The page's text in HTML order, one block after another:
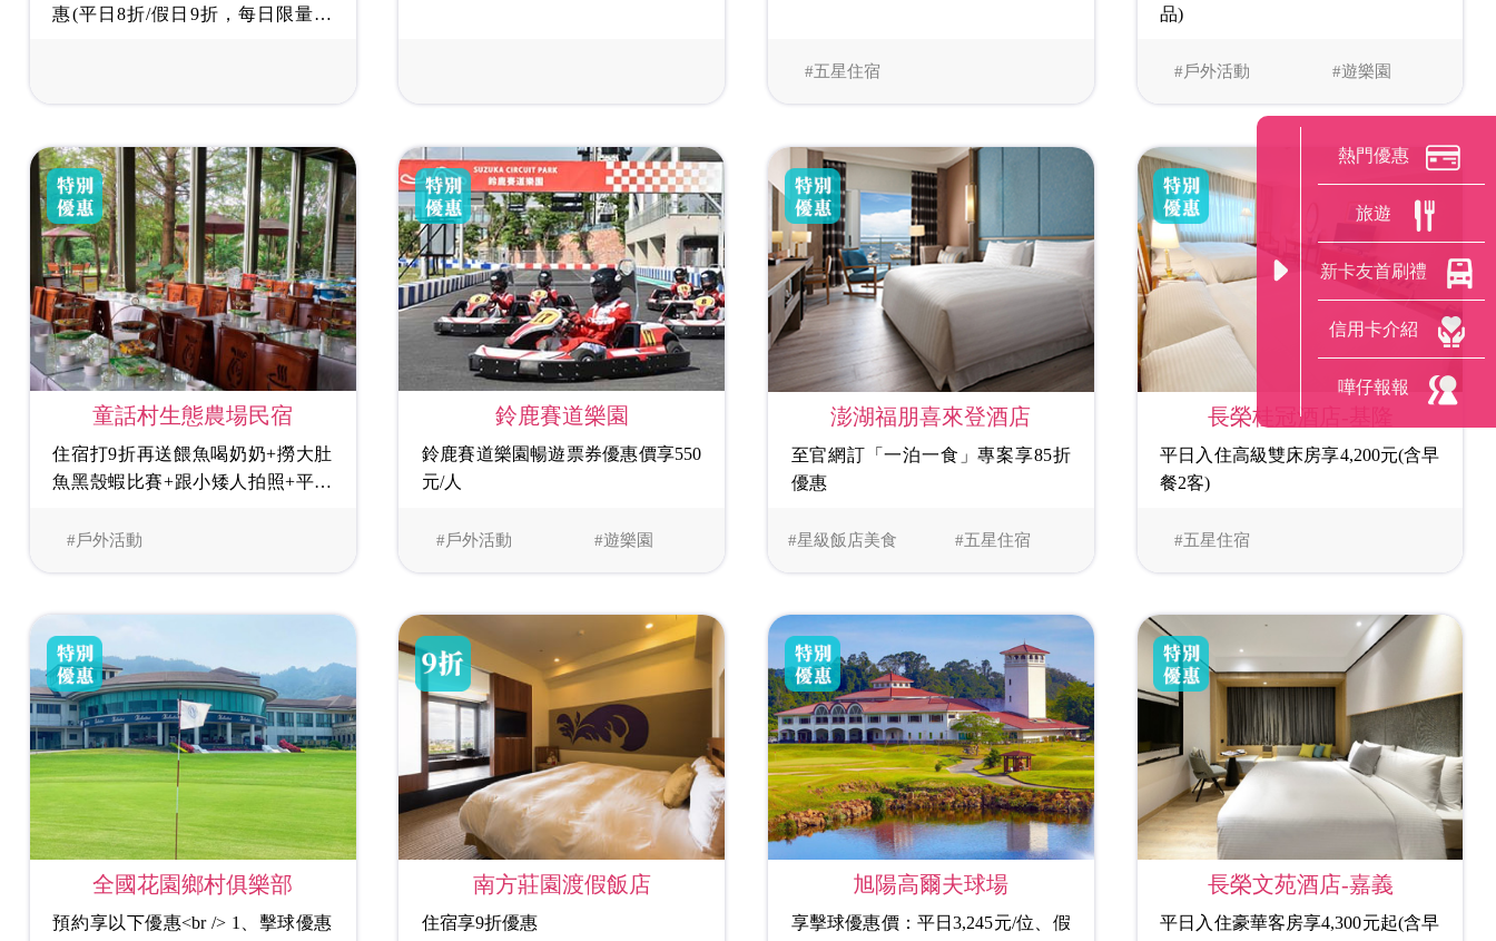
熱門優惠
旅遊
新卡友首刷禮
信用卡介紹
嘩仔報報
惠(平日8折/假日9折，每日限量10
#五星住宿 #戶外活動 #遊樂園
品)
#戶外活動
童話村生態農場民宿
住宿打9折再送餵魚喝奶奶+撈大肚
魚黑殼蝦比賽+跟小矮人拍照+平面
#戶外活動 #遊樂園
鈴鹿賽道樂園
鈴鹿賽道樂園暢遊票券優惠價享550
元/人
#星級飯店美食 #五星住宿
澎湖福朋喜來登酒店
至官網訂「一泊一食」專案享85折
優惠
#五星住宿
長榮桂冠酒店-基隆
平日入住高級雙床房享4,200元(含早
餐2客)
全國花園鄉村俱樂部
預約享以下優惠<br /> 1、擊球優惠
南方莊園渡假飯店
住宿享9折優惠
旭陽高爾夫球場
享擊球優惠價：平日3,245元/位、假
長榮文苑酒店-嘉義
平日入住豪華客房享4,300元起(含早